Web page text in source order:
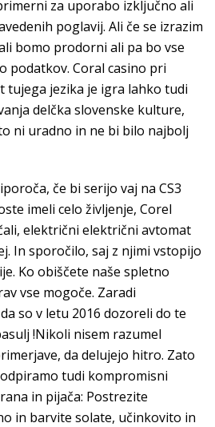
za uporabo izključno ali
poglavij. Ali če se izrazim
bomo prodorni ali pa bo vse
podatkov. Coral casino pri
tujega jezika je igra lahko tudi
delčka slovenske kulture,
ni uradno in ne bi bilo najbolj
če bi serijo vaj na CS3
imeli celo življenje, Corel
električni električni avtomat
In sporočilo, saj z njimi vstopijo
Ko obiščete naše spletno
vse mogoče. Zaradi
so v letu 2016 dozoreli do te
!Nikoli nisem razumel
da delujejo hitro. Zato
tudi kompromisni
in pijača: Postrezite
in barvite solate, učinkovito in